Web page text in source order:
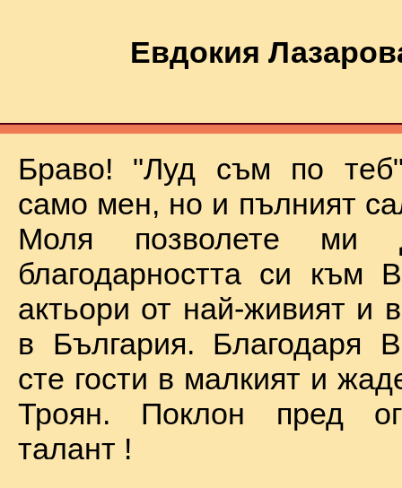
Евдокия
Браво! "Луд съм по
само мен, но и пълният
Моля позволете ми
благодарността си към
актьори от най-живият и
в България. Благодаря
сте гости в малкият и
Троян. Поклон пред
талант !